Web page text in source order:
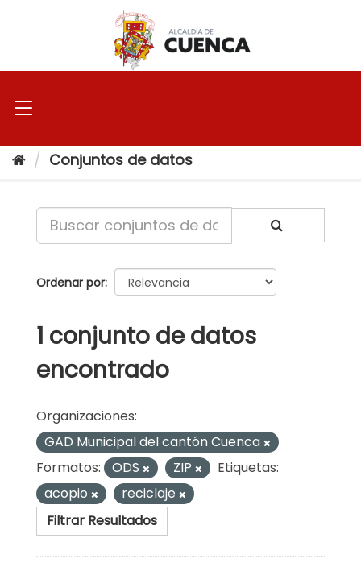
Conjuntos de datos
Ordenar por
1 conjunto de datos
encontrado
Organizaciones:
GAD Municipal del cantón Cuenca
Formatos:
ODS ZIP
Etiquetas:
acopio
reciclaje
Filtrar Resultados